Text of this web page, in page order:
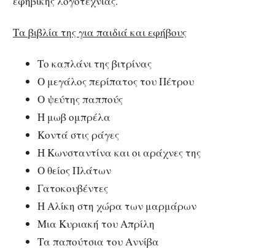
Τα βιβλία της για παιδιά και εφήβους
Το καπλάνι της βιτρίνας
Ο μεγάλος περίπατος του Πέτρου
Ο ψεύτης παππούς
Η μωβ ομπρέλα
Κοντά στις ράγες
Η Κωνσταντίνα και οι αράχνες της
Ο θείος Πλάτων
Γατοκουβέντες
Η Αλίκη στη χώρα των μαρμάρων
Μια Κυριακή του Απρίλη
Τα παπούτσια του Αννίβα